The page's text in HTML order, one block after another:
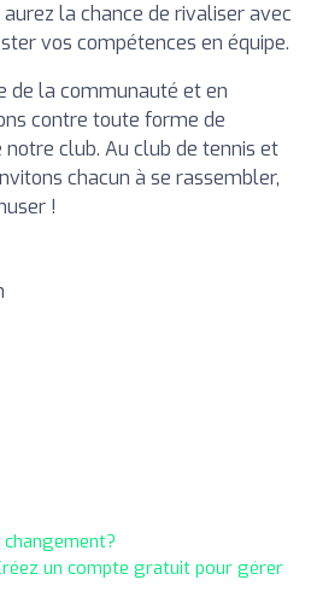
la chance de rivaliser avec
vos compétences en équipe.
de la communauté et en
contre toute forme de
notre club. Au club de tennis et
chacun à se rassembler,
!
un compte gratuit pour gérer